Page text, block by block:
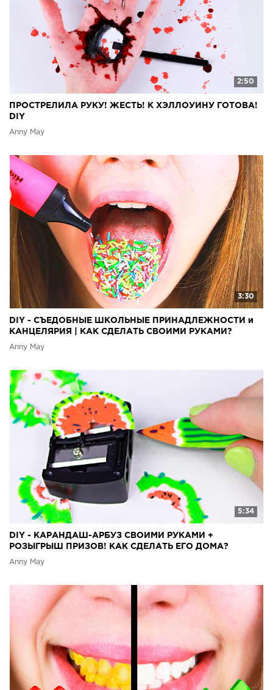
2:50
ПРОСТРЕЛИЛА РУКУ! ЖЕСТЬ! К ХЭЛЛОУИНУ ГОТОВА!
DIY
Anny May
3:30
DIY - СЪЕДОБНЫЕ ШКОЛЬНЫЕ ПРИНАДЛЕЖНОСТИ и
КАНЦЕЛЯРИЯ | КАК СДЕЛАТЬ СВОИМИ РУКАМИ?
Anny May
5:34
DIY - КАРАНДАШ-АРБУЗ СВОИМИ РУКАМИ +
РОЗЫГРЫШ ПРИЗОВ! КАК СДЕЛАТЬ ЕГО ДОМА?
Anny May